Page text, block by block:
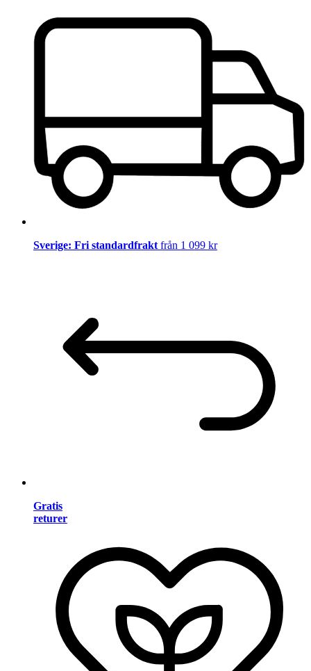
Sverige: Fri standardfrakt från 1 099 kr
Gratis
returer